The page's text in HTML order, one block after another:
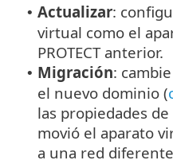
• Actualizar:
virtual como el
PROTECT anterior.
• Migración:
el nuevo dominio (
las propiedades
movió el aparato
a una red